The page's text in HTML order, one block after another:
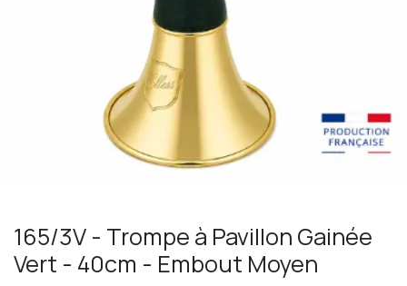
165/3V - Trompe à Pavillon Gainée
Vert - 40cm - Embout Moyen